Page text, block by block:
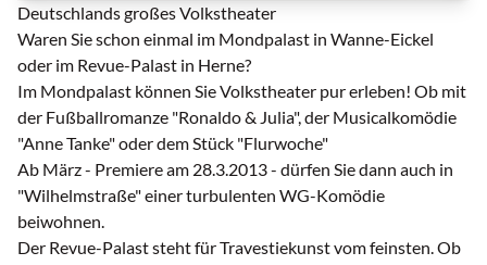
Deutschlands großes Volkstheater
Waren Sie schon einmal im Mondpalast in Wanne-Eickel
oder im Revue-Palast in Herne?
Im Mondpalast können Sie Volkstheater pur erleben! Ob mit
der Fußballromanze "Ronaldo & Julia", der Musicalkomödie
"Anne Tanke" oder dem Stück "Flurwoche"
Ab März - Premiere am 28.3.2013 - dürfen Sie dann auch in
"Wilhelmstraße" einer turbulenten WG-Komödie
beiwohnen.
Der Revue-Palast steht für Travestiekunst vom feinsten. Ob